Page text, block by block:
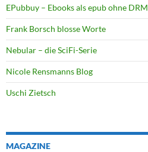
EPubbuy – Ebooks als epub ohne DRM
Frank Borsch blosse Worte
Nebular – die SciFi-Serie
Nicole Rensmanns Blog
Uschi Zietsch
MAGAZINE